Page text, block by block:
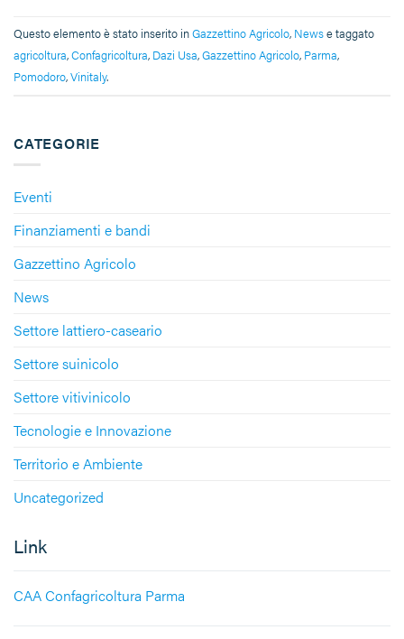
CATEGORIE
Eventi
Finanziamenti e bandi
Gazzettino Agricolo
News
Settore lattiero-caseario
Settore suinicolo
Settore vitivinicolo
Tecnologie e Innovazione
Territorio e Ambiente
Uncategorized
Link
CAA Confagricoltura Parma
Questo elemento è stato inserito inGazzettino Agricolo, Newse taggato
agricoltura,Confagricoltura, Dazi Usa,Gazzettino Agricolo, Parma,
Pomodoro,Vinitaly.